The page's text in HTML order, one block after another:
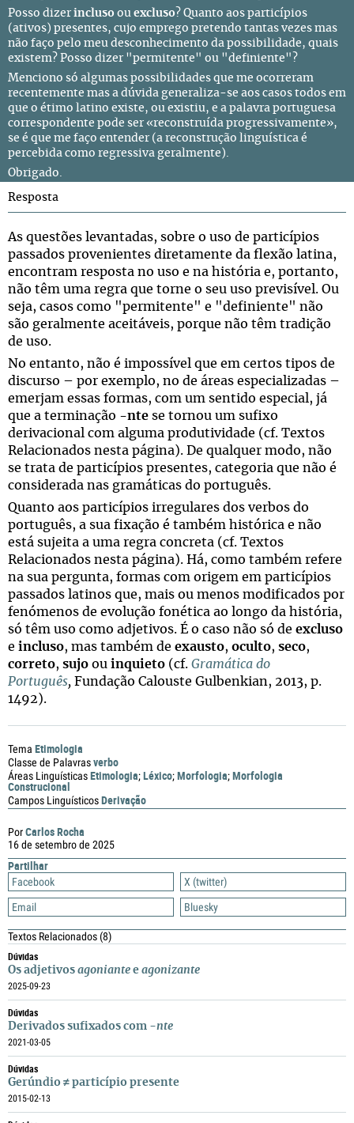
Posso dizer incluso ou excluso? Quanto aos particípios
(ativos) presentes, cujo emprego pretendo tantas vezes mas
não faço pelo meu desconhecimento da possibilidade, quais
existem? Posso dizer "permitente" ou "definiente"?
Menciono só algumas possibilidades que me ocorreram
recentemente mas a dúvida generaliza-se aos casos todos em
que o étimo latino existe, ou existiu, e a palavra portuguesa
correspondente pode ser «reconstruída progressivamente»,
se é que me faço entender (a reconstrução linguística é
percebida como regressiva geralmente).
Obrigado.
PorCarlos Rocha
16 de setembro de 2025
Partilhar
Facebook
X (twitter)
Email
Bluesky
Textos Relacionados(8)
Dúvidas
Os adjetivos agoniante e agonizante
2025-09-23
Dúvidas
Derivados sufixados com -nte
2021-03-05
Dúvidas
Gerúndio ≠ particípio presente
2015-02-13
Resposta
As questões levantadas, sobre o uso de particípios
passados provenientes diretamente da flexão latina,
encontram resposta no uso e na história e, portanto,
não têm uma regra que torne o seu uso previsível. Ou
seja, casos como "permitente" e "definiente" não
são geralmente aceitáveis, porque não têm tradição
de uso.
No entanto, não é impossível que em certos tipos de
discurso – por exemplo, no de áreas especializadas –
emerjam essas formas, com um sentido especial, já
que a terminação -nte se tornou um sufixo
derivacional com alguma produtividade (cf. Textos
Relacionados nesta página). De qualquer modo, não
se trata de particípios presentes, categoria que não é
considerada nas gramáticas do português.
Quanto aos particípios irregulares dos verbos do
português, a sua fixação é também histórica e não
está sujeita a uma regra concreta (cf. Textos
Relacionados nesta página). Há, como também refere
na sua pergunta, formas com origem em particípios
passados latinos que, mais ou menos modificados por
fenómenos de evolução fonética ao longo da história,
só têm uso como adjetivos. É o caso não só de excluso
e incluso, mas também de exausto, oculto, seco,
correto, sujo ou inquieto (cf. Gramática do
Português, Fundação Calouste Gulbenkian, 2013, p.
1492).
Tema Etimologia
Classe de Palavrasverbo
Áreas LinguísticasEtimologia;Léxico;Morfologia;Morfologia
Construcional
Campos LinguísticosDerivação